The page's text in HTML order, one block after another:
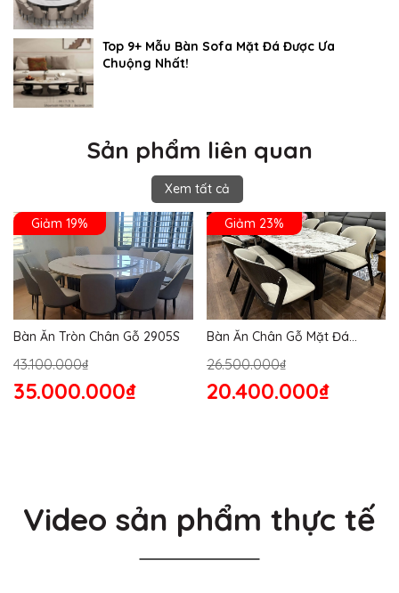
Top 9+ Mẫu Bàn Sofa Mặt Đá Được Ưa
Chuộng Nhất!
Sản phẩm liên quan
Xem tất cả
Giảm 19%
Bàn Ăn Tròn Chân Gỗ 2905S
43.100.000₫
35.000.000₫
Giảm 23%
Bàn Ăn Chân Gỗ Mặt Đá
26.500.000₫
20.400.000₫
Video sản phẩm thực tế